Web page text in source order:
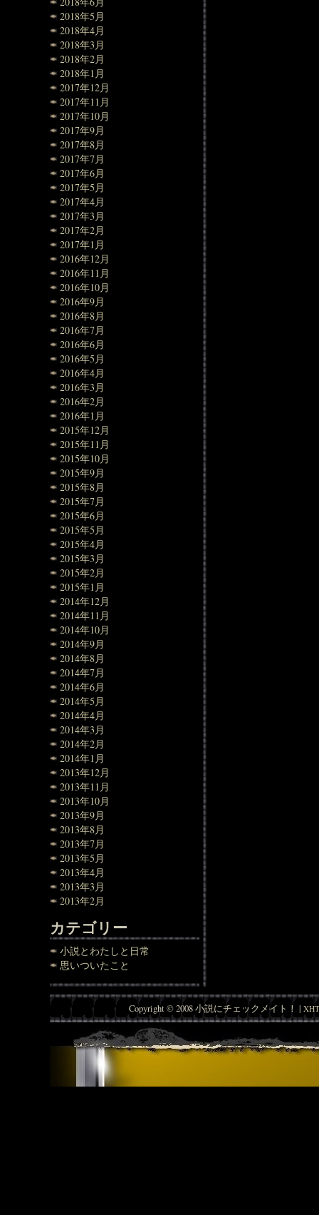
2018年5月
2018年4月
2018年3月
2018年2月
2018年1月
2017年12月
2017年11月
2017年10月
2017年9月
2017年8月
2017年7月
2017年6月
2017年5月
2017年4月
2017年3月
2017年2月
2017年1月
2016年12月
2016年11月
2016年10月
2016年9月
2016年8月
2016年7月
2016年6月
2016年5月
2016年4月
2016年3月
2016年2月
2016年1月
2015年12月
2015年11月
2015年10月
2015年9月
2015年8月
2015年7月
2015年6月
2015年5月
2015年4月
2015年3月
2015年2月
2015年1月
2014年12月
2014年11月
2014年10月
2014年9月
2014年8月
2014年7月
2014年6月
2014年5月
2014年4月
2014年3月
2014年2月
2014年1月
2013年12月
2013年11月
2013年10月
2013年9月
2013年8月
2013年7月
2013年5月
2013年4月
2013年3月
2013年2月
カテゴリー
小説とわたしと日常
思いついたこと
Copyright © 2008 小説にチェックメイト！ |